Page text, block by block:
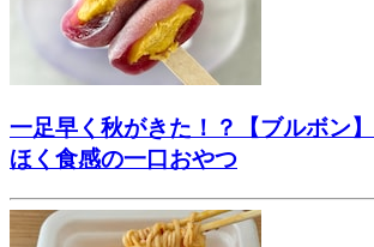
一足早く秋がきた！？【ブルボン
ほく食感の一口おやつ